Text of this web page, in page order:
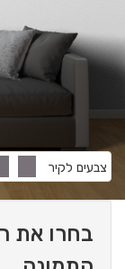
צבעים לקיר
בחרו את